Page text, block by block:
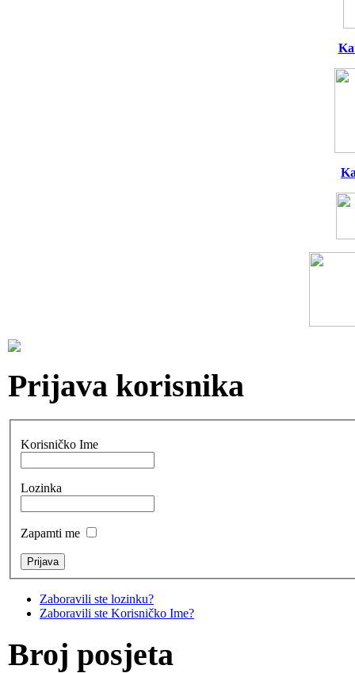
Prijava korisnika
Korisničko Ime
Lozinka
Zapamti me
Zaboravili ste lozinku?
Zaboravili ste Korisničko Ime?
Broj posjeta